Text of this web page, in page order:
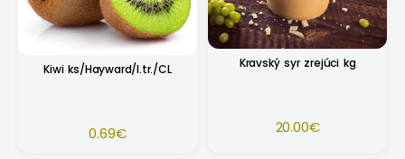
Kiwi ks/Hayward/I.tr./CL
0.69€
Kravský syr zrejúci kg
20.00€